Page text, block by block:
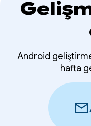
Android
hafta
mail